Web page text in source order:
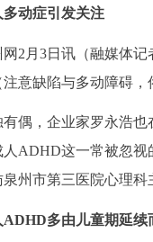
多动症引发关注
网2月3日讯（融媒体
意缺陷与多动障碍，
有偶，企业家罗永浩
人ADHD这一常被忽
州市第三医院心理科
ADHD多由儿童期延续